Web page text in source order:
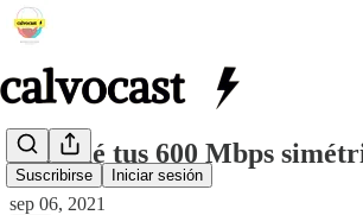
Suscribirse Iniciar sesión
Por qué tus 600 Mbps
sep 06, 2021